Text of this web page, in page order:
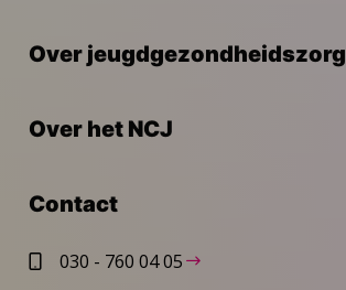
Over jeugdgezondheidszorg
Over het NCJ
Contact
030 - 760 04 05